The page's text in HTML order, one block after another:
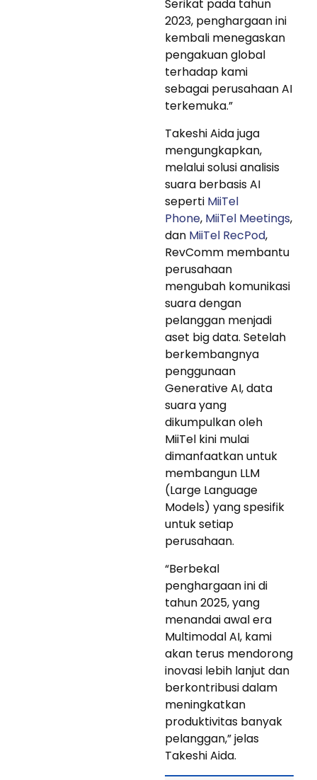
Serikat pada tahun
2023, penghargaan ini
kembali menegaskan
pengakuan global
terhadap kami
sebagai perusahaan AI
terkemuka.”
Takeshi Aida juga
mengungkapkan,
melalui solusi analisis
suara berbasis AI
seperti MiiTel
Phone, MiiTel Meetings,
dan MiiTel RecPod,
RevComm membantu
perusahaan
mengubah komunikasi
suara dengan
pelanggan menjadi
aset big data. Setelah
berkembangnya
penggunaan
Generative AI, data
suara yang
dikumpulkan oleh
MiiTel kini mulai
dimanfaatkan untuk
membangun LLM
(Large Language
Models) yang spesifik
untuk setiap
perusahaan.
“Berbekal
penghargaan ini di
tahun 2025, yang
menandai awal era
Multimodal AI, kami
akan terus mendorong
inovasi lebih lanjut dan
berkontribusi dalam
meningkatkan
produktivitas banyak
pelanggan,” jelas
Takeshi Aida.